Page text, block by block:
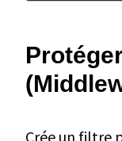
Crée un filtre